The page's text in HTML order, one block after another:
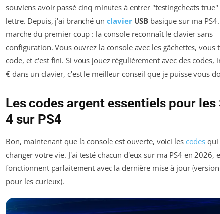
souviens avoir passé cinq minutes à entrer "testingcheats
lettre. Depuis, j'ai branché un clavier USB basique sur ma PS4.
marche du premier coup : la console reconnaît le clavier sans
configuration. Vous ouvrez la console avec les gâchettes, vous
code, et c'est fini. Si vous jouez régulièrement avec des codes,
€ dans un clavier, c'est le meilleur conseil que je puisse vous
Les codes argent essentiels pour les
4 sur PS4
Bon, maintenant que la console est ouverte, voici les codes qui
changer votre vie. J'ai testé chacun d'eux sur ma PS4 en 2026,
fonctionnent parfaitement avec la dernière mise à jour
pour les curieux).